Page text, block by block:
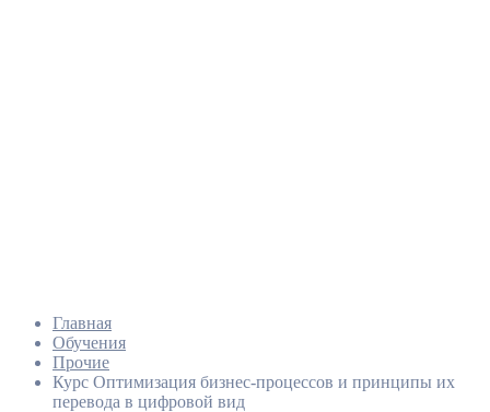
Главная
Обучения
Прочие
Курс Оптимизация бизнес-процессов и принципы их
перевода в цифровой вид